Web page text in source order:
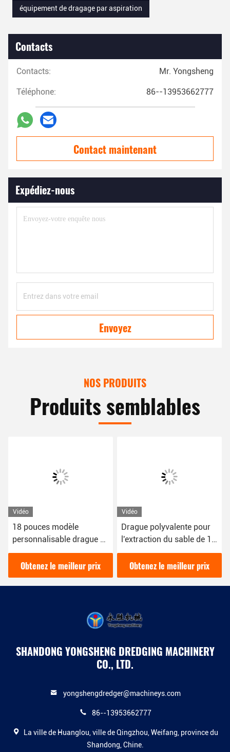
équipement de dragage par aspiration
Contacts
Contacts: Mr. Yongsheng
Téléphone: 86--13953662777
Contact maintenant
Expédiez-nous
Envoyez
NOS PRODUITS
Produits semblables
à
Drague polyvalente pour
l'extraction du sable de 16
kW avec une couleur bleue
pour divers besoins
d'extraction du sable
Obtenez le meilleur prix
Petite drague à tête de
coupe de 12 pouces
l' extraction du sable
Obtenez le meilleur
SHANDONG YONGSHENG DREDGING MACHINERY
CO., LTD.
yongshengdredger@machineys.com
86--13953662777
La ville de Huanglou, ville de Qingzhou, Weifang, province du
Shandong, Chine.